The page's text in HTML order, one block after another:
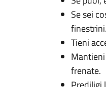
Se sei
finestrini.
Tieni
frenate.